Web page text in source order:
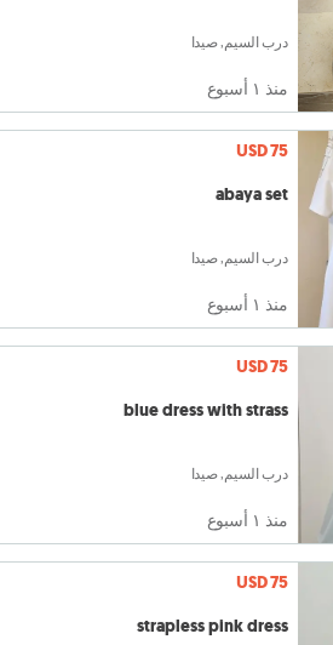
درب السيم, صيدا
منذ ١ أسبوع
USD 75
abaya set
درب السيم, صيدا
منذ ١ أسبوع
USD 75
blue dress with strass
درب السيم, صيدا
منذ ١ أسبوع
USD 75
strapless pink dress